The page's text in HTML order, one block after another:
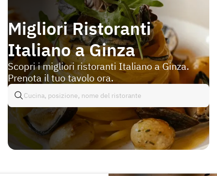
Migliori Ristoranti
Italiano a Ginza
Scopri i migliori ristoranti Italiano a Ginza.
Prenota il tuo tavolo ora.